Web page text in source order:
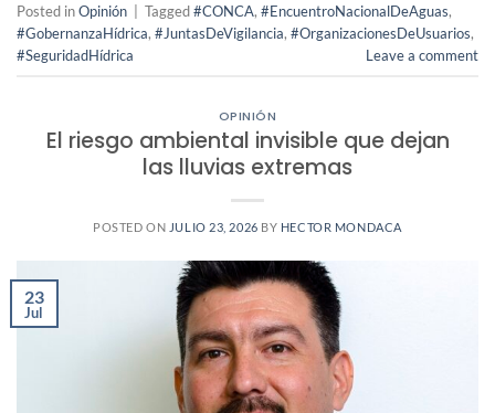
Posted inOpinión Tagged#CONCA, #EncuentroNacionalDeAguas,
#GobernanzaHídrica, #JuntasDeVigilancia, #OrganizacionesDeUsuarios,
#SeguridadHídrica
Leave a comment
OPINIÓN
El riesgo ambiental invisible que dejan
las lluvias extremas
POSTED ON JULIO 23, 2026 BY HECTOR MONDACA
23
Jul